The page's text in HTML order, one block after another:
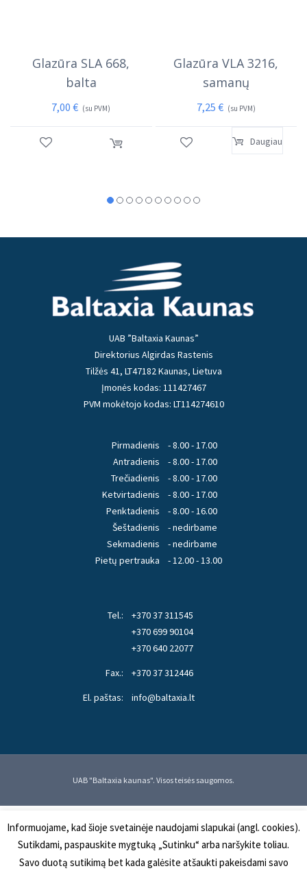
Glazūra SLA 668,
balta
7,00€ (su PVM)
Glazūra VLA 3216,
samanų
7,25 € (su PVM)
Daugiau
UAB ”Baltaxia Kaunas”
Direktorius Algirdas Rastenis
Tilžės 41, LT47182 Kaunas, Lietuva
Įmonės kodas: 111427467
PVM mokėtojo kodas: LT114274610
Pirmadienis
Antradienis
Trečiadienis
Ketvirtadienis
Penktadienis
Šeštadienis
Sekmadienis
Pietų pertrauka
- 8.00 - 17.00
- 8.00 - 17.00
- 8.00 - 17.00
- 8.00 - 17.00
- 8.00 - 16.00
- nedirbame
- nedirbame
- 12.00 - 13.00
Tel.:
+370 37 311545
+370 699 90104
+370 640 22077
Fax.:
+370 37 312446
El. paštas:
info@baltaxia.lt
UAB "Baltaxia kaunas". Visos teisės saugomos.
Informuojame, kad šioje svetainėje naudojami slapukai (angl. cookies).
Sutikdami, paspauskite mygtuką „Sutinku“ arba naršykite toliau.
Savo duotą sutikimą bet kada galėsite atšaukti pakeisdami savo